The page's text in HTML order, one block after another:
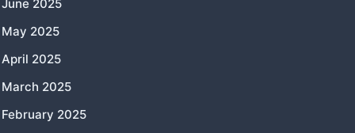
June 2025
May 2025
April 2025
March 2025
February 2025